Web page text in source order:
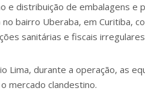
e distribuição de embalagens e
bairro Uberaba, em Curitiba,
sanitárias e fiscais
Lima, durante a operação, as
mercado clandestino.